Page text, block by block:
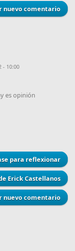
nuevo comentario
- 10:00
es opinión
para reflexionar
Erick Castellanos
nuevo comentario